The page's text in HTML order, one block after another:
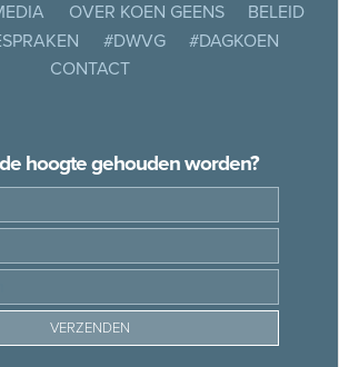
OVER KOEN GEENS
BELEID
#DWVG
#DAGKOEN
CONTACT
hoogte gehouden worden?